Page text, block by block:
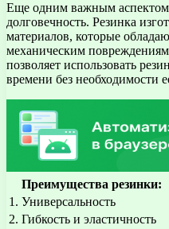
Еще одним важным аспектом
долговечность. Резинка
материалов, которые
механическим
позволяет использовать
времени без необходимости
Преимущества резинки:
1. Универсальность
2. Гибкость и эластичность